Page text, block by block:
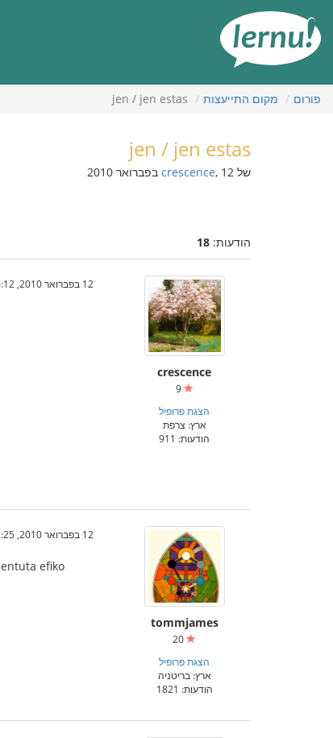
העניינים
פורום מקום התייעצות jen / jen estas
jen / jen estas
של crescence, 12 בפברואר 2010
הודעות: 18
crescence
9
הצגת פרופיל
ארץ: צרפת
הודעות: 911
12 בפברואר 2010, 11:24:12
tommjames
הצגת פרופיל
ארץ: בריטניה
הודעות: 1821
12 בפברואר 2010, 11:32:25
efiko